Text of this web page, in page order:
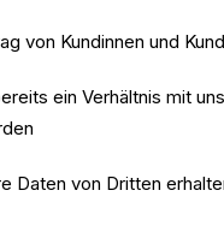
von Kundinnen und
ein Verhältnis mit
Daten von Dritten